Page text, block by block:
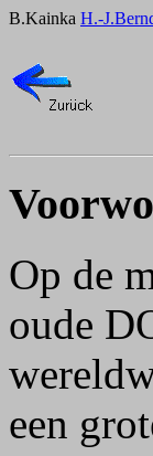
B.Kainka H.-
Op de
oude
een